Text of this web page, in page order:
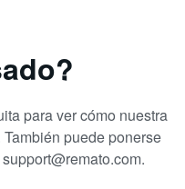
para ver cómo nuestra
puede ponerse